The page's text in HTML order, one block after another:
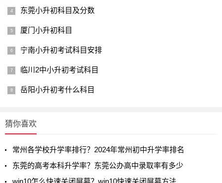
东莞小升初科目及分数
厦门小升初科目
宁南小升初考试科目安排
临川2中小升初考试科目
岳阳小升初考什么科目
猜你喜欢
常州各学校升学率排行？2024年常州初中升学率排名
东莞的高考本科升学率？东莞公办高中录取率有多少
win10怎么快速关闭屏幕？win10快速关闭屏幕方法